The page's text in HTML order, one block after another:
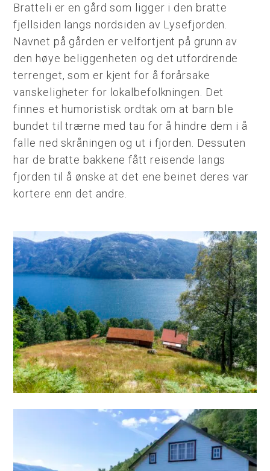
Bratteli er en gård som ligger i den bratte
fjellsiden langs nordsiden av Lysefjorden.
Navnet på gården er velfortjent på grunn av
den høye beliggenheten og det utfordrende
terrenget, som er kjent for å forårsake
vanskeligheter for lokalbefolkningen. Det
finnes et humoristisk ordtak om at barn ble
bundet til trærne med tau for å hindre dem i å
falle ned skråningen og ut i fjorden. Dessuten
har de bratte bakkene fått reisende langs
fjorden til å ønske at det ene beinet deres var
kortere enn det andre.